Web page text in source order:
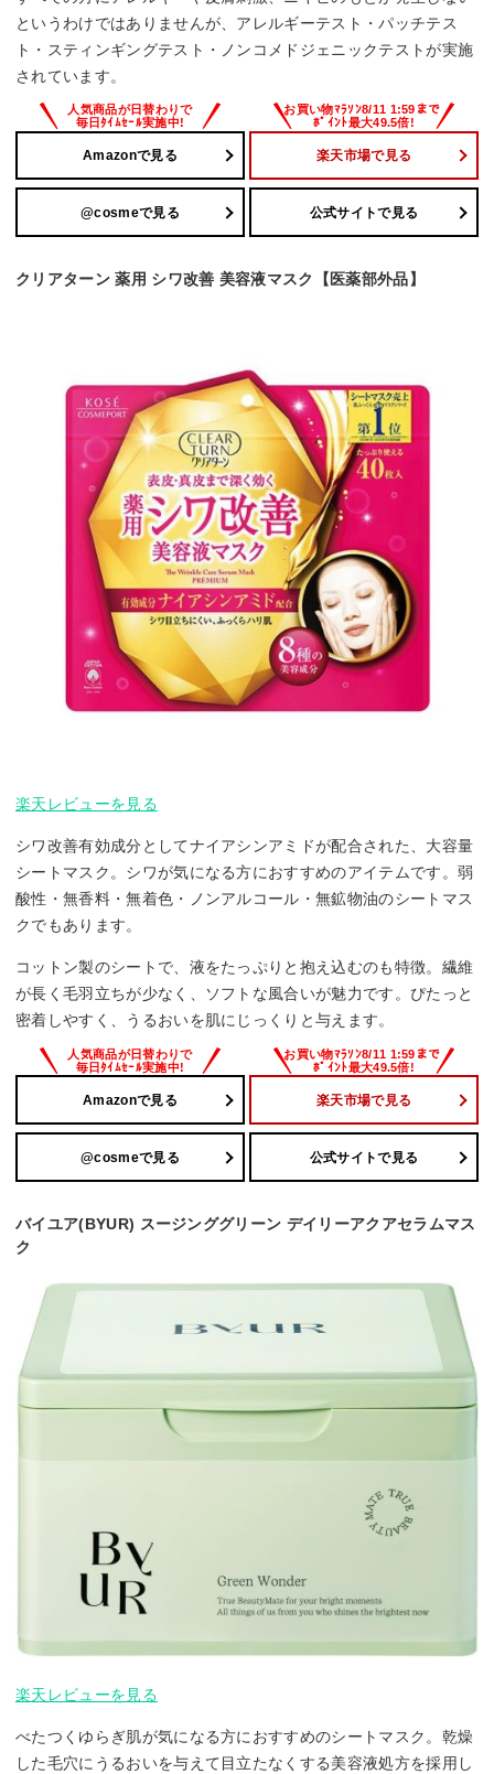
というわけではありませんが、アレルギーテスト・パッチテス
ト・スティンギングテスト・ノンコメドジェニックテストが実施
されています。
Amazonで見る 楽天市場で見る
@cosmeで見る 公式サイトで見る
クリアターン 薬用 シワ改善 美容液マスク【医薬部外品】
楽天レビューを見る
シワ改善有効成分としてナイアシンアミドが配合された、大容量
シートマスク。シワが気になる方におすすめのアイテムです。弱
酸性・無香料・無着色・ノンアルコール・無鉱物油のシートマス
クでもあります。
コットン製のシートで、液をたっぷりと抱え込むのも特徴。繊維
が長く毛羽立ちが少なく、ソフトな風合いが魅力です。ぴたっと
密着しやすく、うるおいを肌にじっくりと与えます。
Amazonで見る 楽天市場で見る
@cosmeで見る 公式サイトで見る
バイユア(BYUR) スージンググリーン デイリーアクアセラムマス
ク
楽天レビューを見る
べたつくゆらぎ肌が気になる方におすすめのシートマスク。乾燥
した毛穴にうるおいを与えて目立たなくする美容液処方を採用し